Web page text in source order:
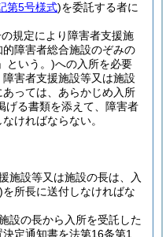
第5号様式)を委託する者に
規定により障害者支援施
障害者総合施設のぞみの
という。)への入所を必要
害者支援施設等又は施設
っては、あらかじめ入所
げる書類を添えて、障害者
ければならない。
施設等又は施設の長は、入
)を所長に送付しなければな
設の長から入所を受託した
定通知書を法第16条第1